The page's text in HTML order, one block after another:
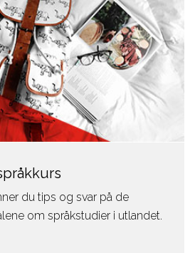
du tips og svar på de
om språkstudier i utlandet.